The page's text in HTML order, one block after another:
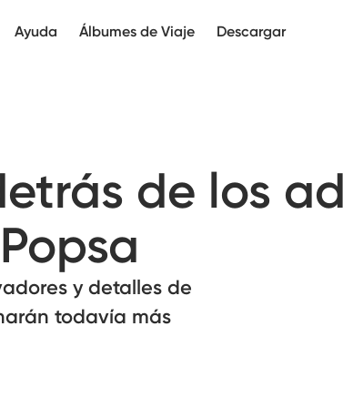
Ayuda Álbumes de Viaje Descargar
de los
y detalles de
todavía más